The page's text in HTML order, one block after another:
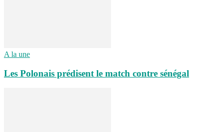
A la une
Les Polonais prédisent le match contre sénégal